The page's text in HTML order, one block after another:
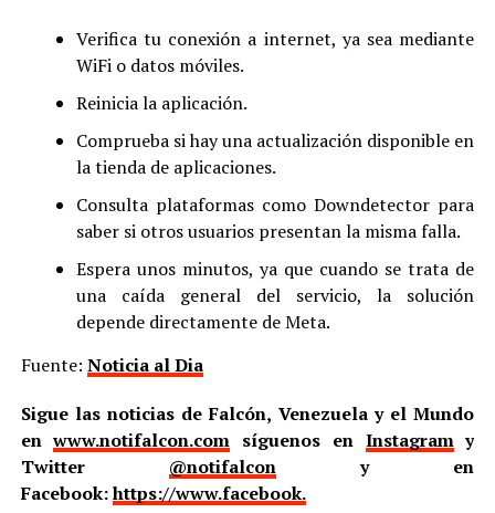
Verifica tu conexión a internet, ya sea mediante
WiFi o datos móviles.
Reinicia la aplicación.
Comprueba si hay una actualización disponible en
la tienda de aplicaciones.
Consulta plataformas como Downdetector para
saber si otros usuarios presentan la misma falla.
Espera unos minutos, ya que cuando se trata de
una caída general del servicio, la solución
depende directamente de Meta.
Fuente: Noticia al Dia
Sigue las noticias de Falcón, Venezuela y el Mundo
enwww.notifalcon.com síguenos en Instagramy
Twitter @notifalcony en
Facebook:https://www.facebook.